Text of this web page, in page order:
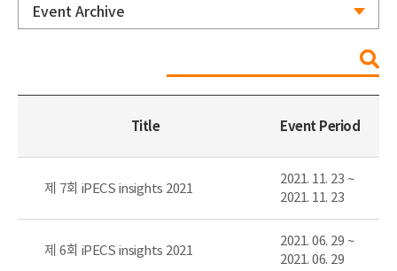
Title Event Period
제 7회 iPECS insights 2021
2021. 11. 23 ~
2021. 11. 23
제 6회 iPECS insights 2021
2021. 06. 29 ~
2021. 06. 29